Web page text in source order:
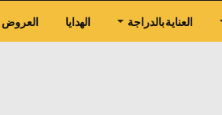
العناية بالدراجة الهدايا العروض